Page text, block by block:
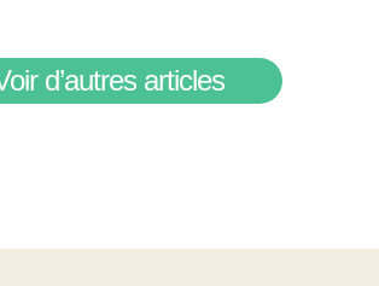
d’autres articles